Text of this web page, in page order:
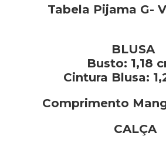
Tabela Pijama G-
BLUSA
Busto: 1,18
Cintura Blusa:
Comprimento
CALÇA